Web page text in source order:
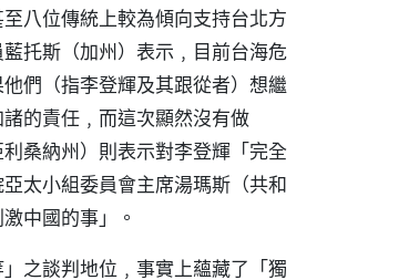
八位傳統上較為傾向支持台北方
托斯（加州）表示﹐目前台海危
們（指李登輝及其跟從者）想繼
的責任﹐而這次顯然沒有做
桑納州）則表示對李登輝「完全
太小組委員會主席湯瑪斯（共和
中國的事」。
之談判地位﹐事實上蘊藏了「獨